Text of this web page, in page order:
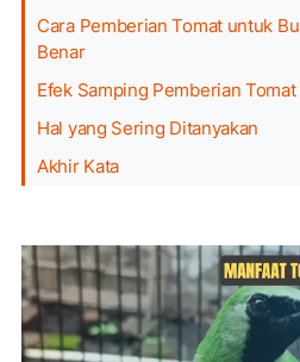
Cara Pemberian Tomat untuk
Benar
Efek Samping Pemberian
Hal yang Sering Ditanyakan
Akhir Kata